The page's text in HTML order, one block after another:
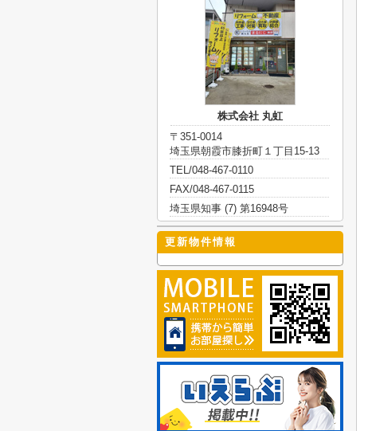
株式会社 丸虹
〒351-0014
埼玉県朝霞市膝折町１丁目15-13
TEL/048-467-0110
FAX/048-467-0115
埼玉県知事 (7) 第16948号
更新物件情報